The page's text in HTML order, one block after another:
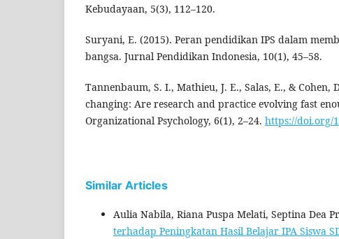
Kebudayaan, 5(3), 112–120.
Suryani, E. (2015). Peran pendidikan IPS dalam
bangsa. Jurnal Pendidikan Indonesia, 10(1), 45–58.
Tannenbaum, S. I., Mathieu, J. E., Salas, E., & Cohen,
changing: Are research and practice evolving fast
Organizational Psychology, 6(1), 2–24. https://doi.org/
Similar Articles
Aulia Nabila, Riana Puspa Melati, Septina Dea
terhadap Peningkatan Hasil Belajar IPA Siswa